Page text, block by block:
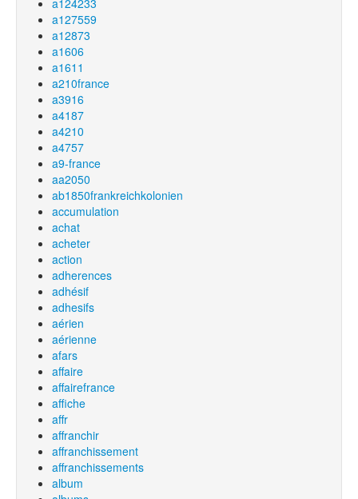
a124233
a127559
a12873
a1606
a1611
a210france
a3916
a4187
a4210
a4757
a9-france
aa2050
ab1850frankreichkolonien
accumulation
achat
acheter
action
adherences
adhésif
adhesifs
aérien
aérienne
afars
affaire
affairefrance
affiche
affr
affranchir
affranchissement
affranchissements
album